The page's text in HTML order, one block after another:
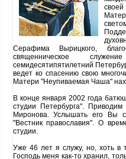
Серафима Вырицкого,
священническое
семидесятипятилетний
ведет ко спасению свою
Матери "Неупиваемая Чаша"
В конце января 2002 года
студии Петербурга".
Миронова. Услышать его Вы
"Вестник православия". О
студии.
Уже 46 лет я служу, но, хоть в
Господь меня как-то хранил,